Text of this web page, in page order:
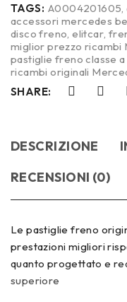
TAGS: A0004201605 ,
accessori mercedes
disco freno ,elitcar
miglior prezzo ricambi
pastiglie freno classe a
ricambi originali
SHARE:
DESCRIZIONE
RECENSIONI (0)
Le pastiglie freno
prestazioni migliori
quanto progettato e
superiore